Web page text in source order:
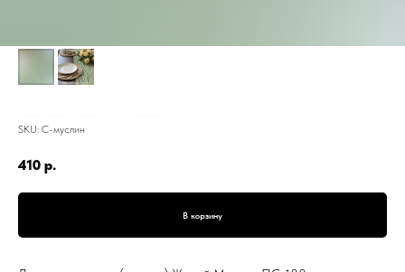
SKU: С-муслин
410 р.
В корзину